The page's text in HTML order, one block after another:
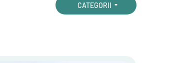
CATEGORII